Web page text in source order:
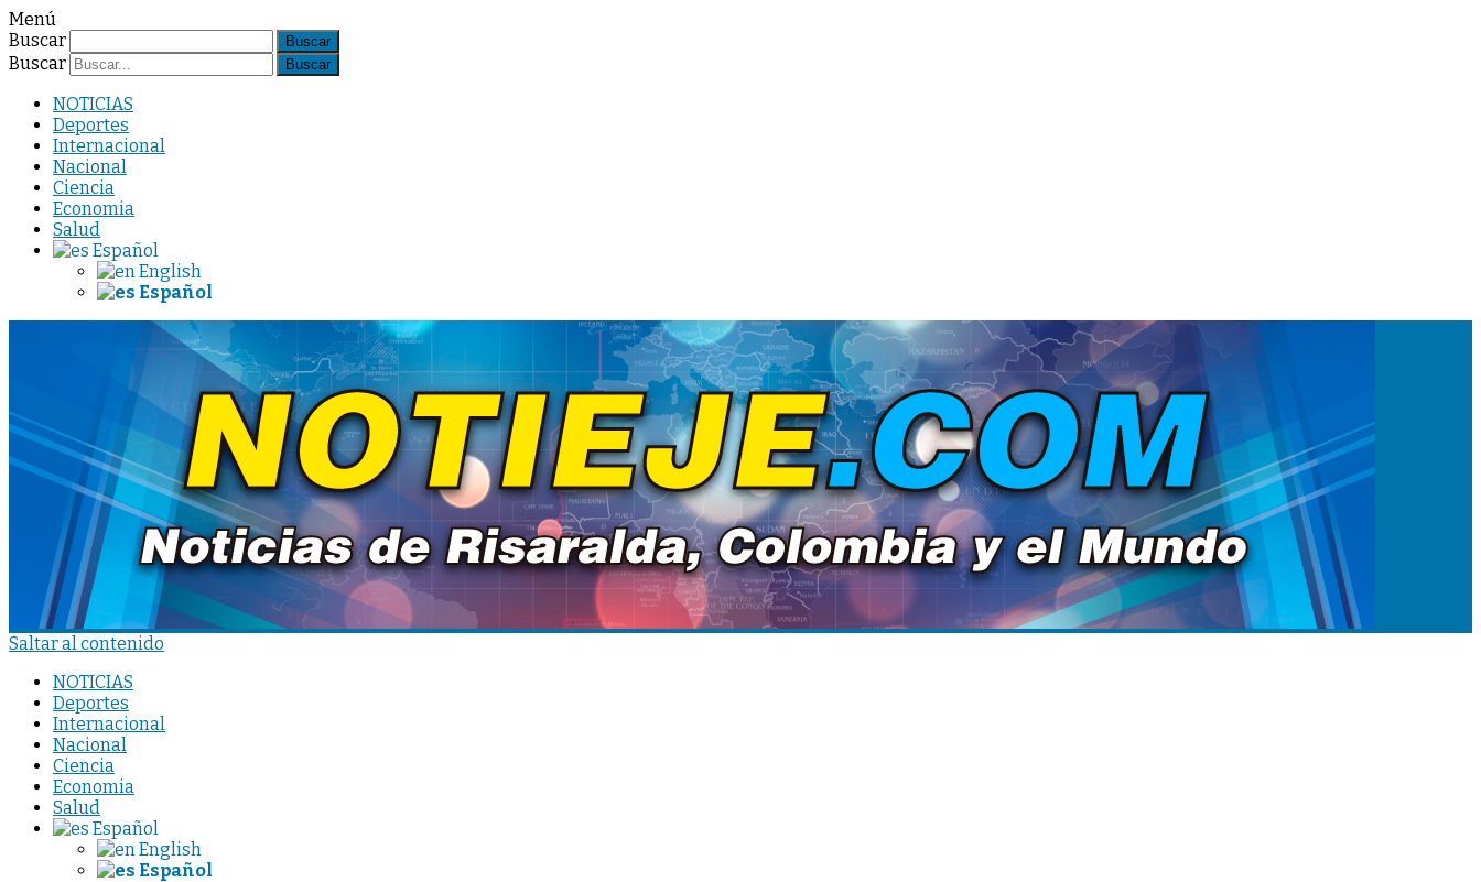
Menú
Buscar
Buscar
NOTICIAS
Deportes
Internacional
Nacional
Ciencia
Economia
Salud
Español
English
Español
Saltar al contenido
NOTICIAS
Deportes
Internacional
Nacional
Ciencia
Economia
Salud
Español
English
Español